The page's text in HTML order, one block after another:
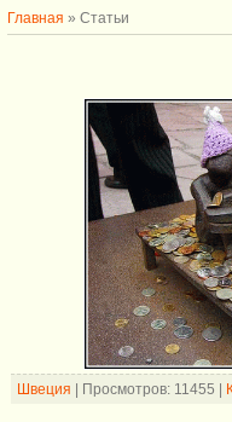
Главная » Статьи
Швеция Просмотров: 11455